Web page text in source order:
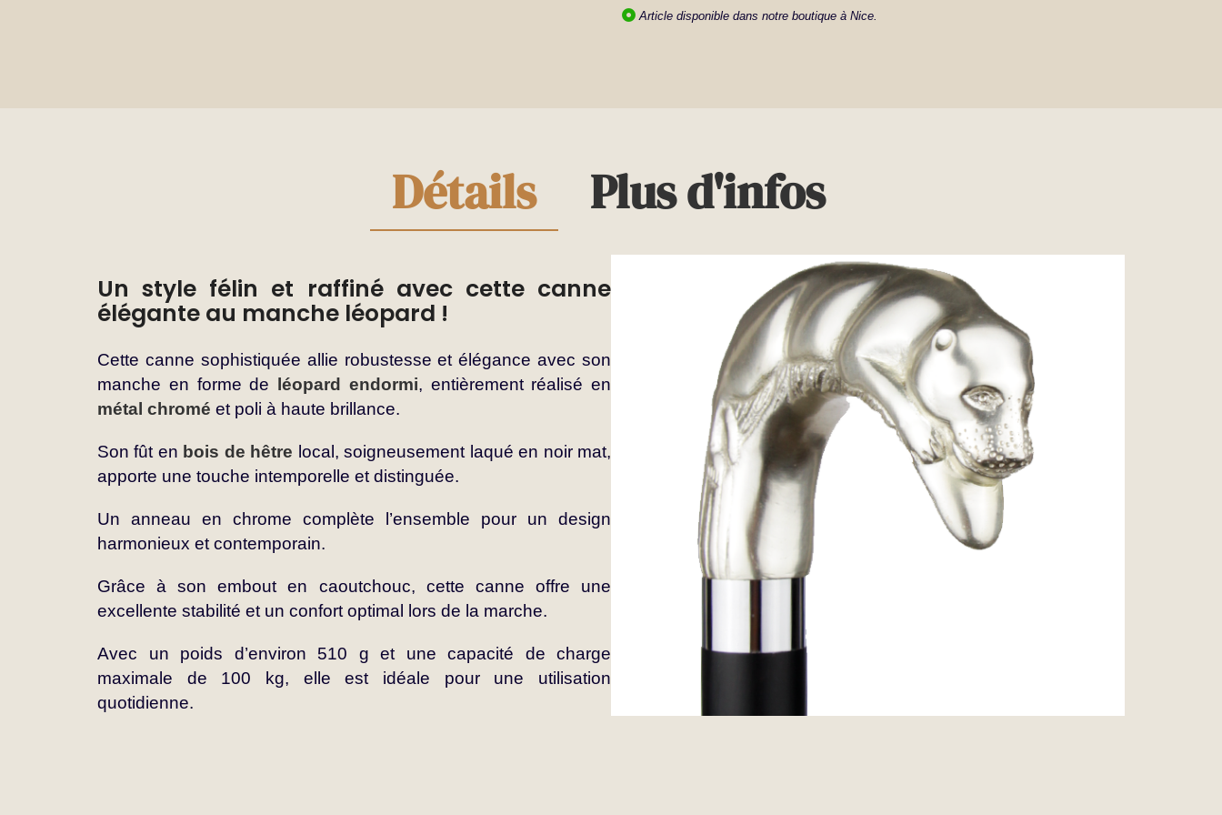
Article disponible dans notre boutique à Nice.
Détails
Un style félin et raffiné avec cette canne
élégante au manche léopard !
Cette canne sophistiquée allie robustesse et élégance avec son
manche en forme de
léopard endormi, entièrement réalisé en
métal chromé et poli à haute brillance.
Son fût en bois de hêtre local, soigneusement laqué en noir mat,
apporte une touche intemporelle et distinguée.
Un anneau en chrome complète l’ensemble pour un design
harmonieux et contemporain.
Grâce à son embout en caoutchouc, cette canne offre une
excellente stabilité et un confort optimal lors de la marche.
Avec un poids d’environ 510 g et une capacité de charge
maximale de 100 kg, elle est idéale pour une utilisation
quotidienne.
Plus d'infos